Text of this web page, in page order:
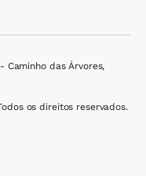
Caminho das Árvores,
os direitos reservados.